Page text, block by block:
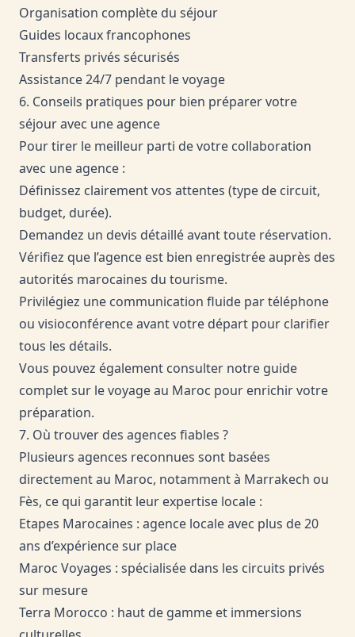
Organisation complète du séjour
Guides locaux francophones
Transferts privés sécurisés
Assistance 24/7 pendant le voyage
6. Conseils pratiques pour bien préparer votre
séjour avec une agence
Pour tirer le meilleur parti de votre collaboration
avec une agence :
Définissez clairement vos attentes (type de circuit,
budget, durée).
Demandez un devis détaillé avant toute réservation.
Vérifiez que l’agence est bien enregistrée auprès des
autorités marocaines du tourisme.
Privilégiez une communication fluide par téléphone
ou visioconférence avant votre départ pour clarifier
tous les détails.
Vous pouvez également consulter notre guide
complet sur levoyage au Maroc pour enrichir votre
préparation.
7. Où trouver des agences fiables ?
Plusieurs agences reconnues sont basées
directement au Maroc, notamment à Marrakech ou
Fès, ce qui garantit leur expertise locale :
Etapes Marocaines : agence locale avec plus de 20
ans d’expérience sur place
Maroc Voyages : spécialisée dans les circuits privés
sur mesure
Terra Morocco : haut de gamme et immersions